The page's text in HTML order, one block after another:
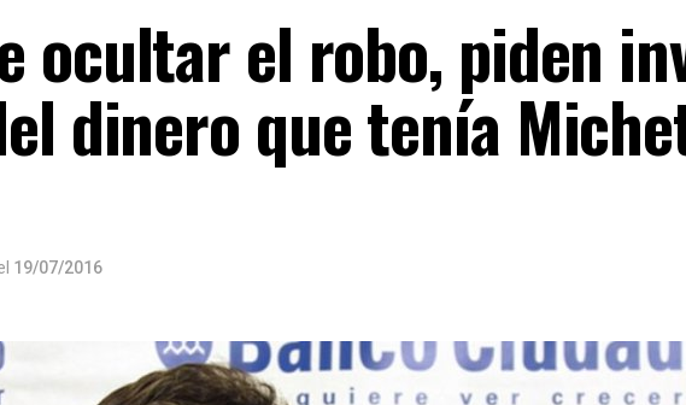
ocultar el robo, piden
dinero que tenía
19/07/2016